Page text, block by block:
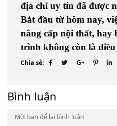
địa chỉ uy tín đã được
Bắt đầu từ hôm nay,
nâng cấp nội thất, hay
trình không còn là
Chia sẻ:
Bình luận